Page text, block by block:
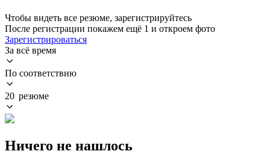
Чтобы видеть все резюме, зарегистрируйтесь
После регистрации покажем ещё 1 и откроем фото
Зарегистрироваться
За всё время
По соответствию
20 резюме
Ничего не нашлось